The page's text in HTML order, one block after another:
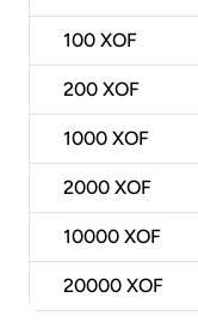
100 XOF
200 XOF
1000 XOF
2000 XOF
10000 XOF
20000 XOF